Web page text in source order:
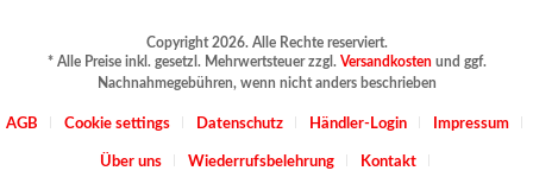
Copyright 2026. Alle Rechte reserviert.
* Alle Preise inkl. gesetzl. Mehrwertsteuer zzgl. Versandkostenund ggf.
Nachnahmegebühren, wenn nicht anders beschrieben
AGB Cookie settings Datenschutz Händler-Login Impressum
Über uns Wiederrufsbelehrung Kontakt